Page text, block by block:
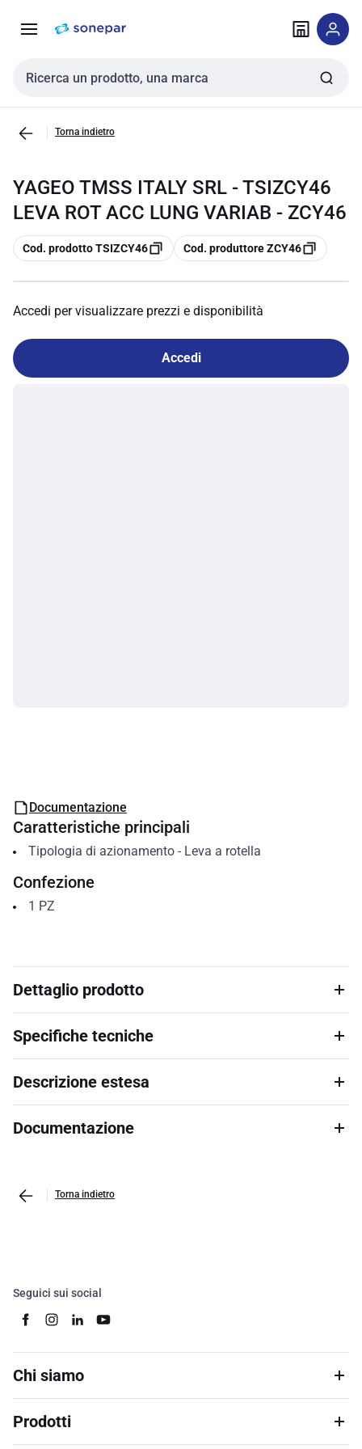
navigazione alla
Cerca input
Torna indietro
YAGEO TMSS ITALY SRL - TSIZCY46
LEVA ROT ACC LUNG VARIAB - ZCY46
copia
Cod. prodotto TSIZCY46 copia
Cod. produttore ZCY46
Accedi per visualizzare prezzi e disponibilità
Accedi
Documentazione
Caratteristiche principali
Tipologia di azionamento- Leva a rotella
Confezione
1 PZ
Dettaglio prodotto
Specifiche tecniche
Descrizione estesa
Documentazione
Torna indietro
Seguici sui social
Chi siamo
Prodotti